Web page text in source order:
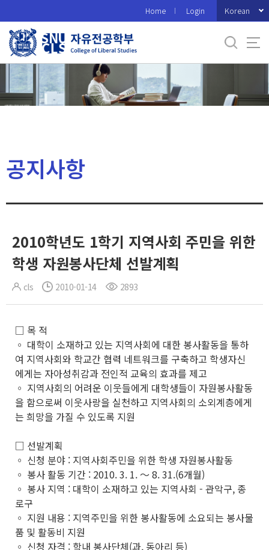
로
메
Home Login Korean
공지사항
2010학년도 1학기 지역사회 주민을 위한
학생 자원봉사단체 선발계획
cls 2010-01-14 2893
□ 목 적
◦ 대학이 소재하고 있는 지역사회에 대한 봉사활동을 통하
여 지역사회와 학교간 협력 네트워크를 구축하고 학생자신
에게는 자아성취감과 전인적 교육의 효과를 제고
◦ 지역사회의 어려운 이웃들에게 대학생들이 자원봉사활동
을 함으로써 이웃사랑을 실천하고 지역사회의 소외계층에게
는 희망을 가질 수 있도록 지원
□ 선발계획
◦ 신청 분야 : 지역사회주민을 위한 학생 자원봉사활동
◦ 봉사 활동 기간 : 2010. 3. 1. ～ 8. 31.(6개월)
◦ 봉사 지역 : 대학이 소재하고 있는 지역사회 - 관악구, 종
로구
◦ 지원 내용 : 지역주민을 위한 봉사활동에 소요되는 봉사물
품 및 활동비 지원
◦ 신청 자격 : 학내 봉사단체(과, 동아리 등)